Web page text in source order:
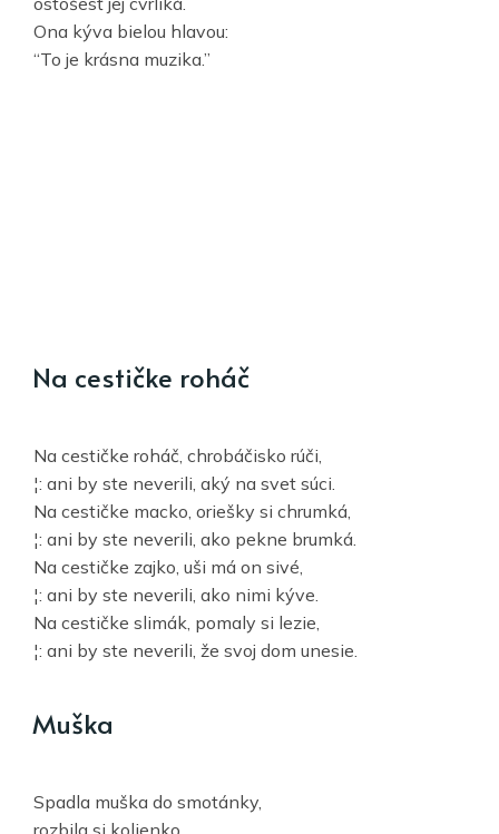
Ona kýva bielou hlavou:
“To je krásna muzika.”
Na cestičke roháč
Na cestičke roháč, chrobáčisko rúči,
¦: ani by ste neverili, aký na svet súci.
Na cestičke macko, oriešky si chrumká,
¦: ani by ste neverili, ako pekne brumká.
Na cestičke zajko, uši má on sivé,
¦: ani by ste neverili, ako nimi kýve.
Na cestičke slimák, pomaly si lezie,
¦: ani by ste neverili, že svoj dom unesie.
Muška
Spadla muška do smotánky,